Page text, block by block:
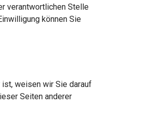
verantwortlichen Stelle
können Sie
weisen wir Sie darauf
Seiten anderer